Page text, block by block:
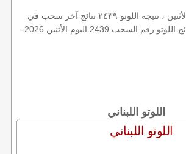
اللوتو اللبناني اليوم الأثنين ، نتيجة اللوتو ٢٤٣٩ نتائج آخر سحب في
اللوتو اللبناني، أي نتائج اللوتو رقم السحب 2439 اليوم الأثنين 2026-
اللوتو اللبناني
اللوتو اللبناني